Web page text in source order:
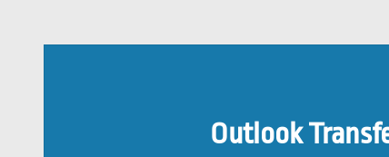
Outlook